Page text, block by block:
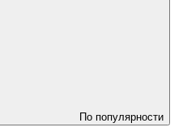
По популярности